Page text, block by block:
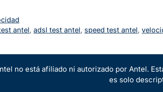
antel,adsl test antel, speed test antel,
no está afiliado ni autorizado por Antel.
es solo